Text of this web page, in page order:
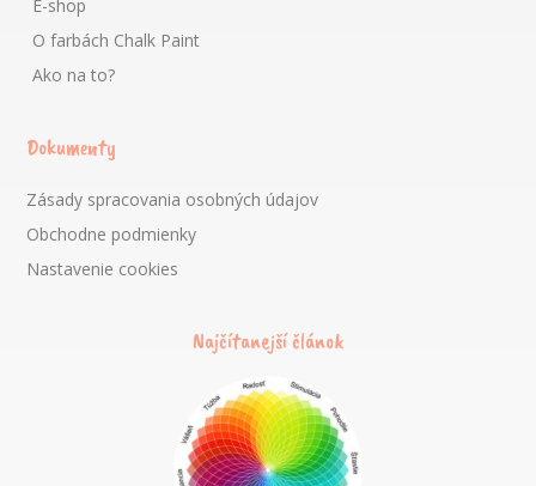
E-shop
O farbách Chalk Paint
Ako na to?
Dokumenty
Zásady spracovania osobných údajov
Obchodne podmienky
Nastavenie cookies
Najčítanejší článok